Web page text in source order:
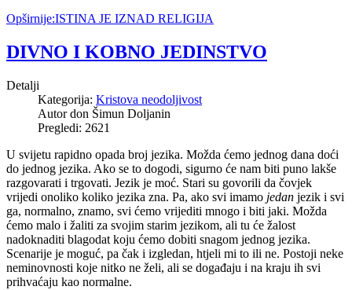
Opširnije:ISTINA JE IZNAD RELIGIJA
DIVNO I KOBNO JEDINSTVO
Detalji
Kategorija: Kristova neodoljivost
Autor don Šimun Doljanin
Pregledi: 2621
U svijetu rapidno opada broj jezika. Možda ćemo jednog dana doći
do jednog jezika. Ako se to dogodi, sigurno će nam biti puno lakše
razgovarati i trgovati. Jezik je moć. Stari su govorili da čovjek
vrijedi onoliko koliko jezika zna. Pa, ako svi imamo jedan jezik i svi
ga, normalno, znamo, svi ćemo vrijediti mnogo i biti jaki. Možda
ćemo malo i žaliti za svojim starim jezikom, ali tu će žalost
nadoknaditi blagodat koju ćemo dobiti snagom jednog jezika.
Scenarije je moguć, pa čak i izgledan, htjeli mi to ili ne. Postoji neke
neminovnosti koje nitko ne želi, ali se događaju i na kraju ih svi
prihvaćaju kao normalne.